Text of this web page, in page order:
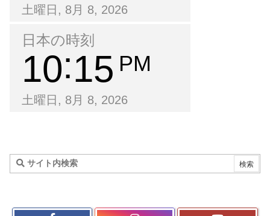
土曜日, 8月 8, 2026
日本の時刻
10 15 PM
土曜日, 8月 8, 2026